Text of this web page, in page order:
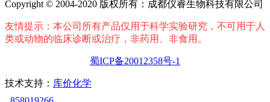
Copyright © 2004-2020 版权所有：成都仪睿生物科技有限公司
友情提示：本公司所有产品仅用于科学实验研究，不可用于人
类或动物的临床诊断或治疗，非药用、非食用。
蜀ICP备20012358号-1
技术支持： 库价化学